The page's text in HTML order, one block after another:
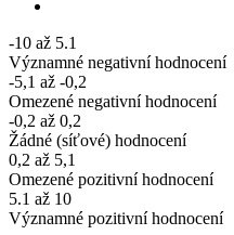
-10 až 5.1
Významné negativní hodnocení
-5,1 až -0,2
Omezené negativní hodnocení
-0,2 až 0,2
Žádné (síťové) hodnocení
0,2 až 5,1
Omezené pozitivní hodnocení
5.1 až 10
Významné pozitivní hodnocení